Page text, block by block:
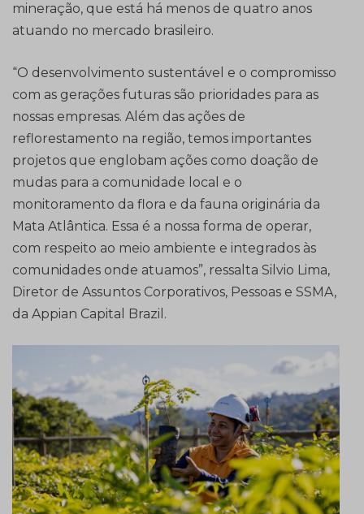
mineração, que está há menos de quatro anos
atuando no mercado brasileiro.
“O desenvolvimento sustentável e o compromisso
com as gerações futuras são prioridades para as
nossas empresas. Além das ações de
reflorestamento na região, temos importantes
projetos que englobam ações como doação de
mudas para a comunidade local e o
monitoramento da flora e da fauna originária da
Mata Atlântica. Essa é a nossa forma de operar,
com respeito ao meio ambiente e integrados às
comunidades onde atuamos”, ressalta Silvio Lima,
Diretor de Assuntos Corporativos, Pessoas e SSMA,
da Appian Capital Brazil.